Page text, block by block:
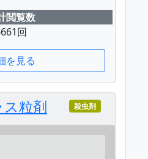
閲覧数
回
を見る
粒剤 殺虫剤